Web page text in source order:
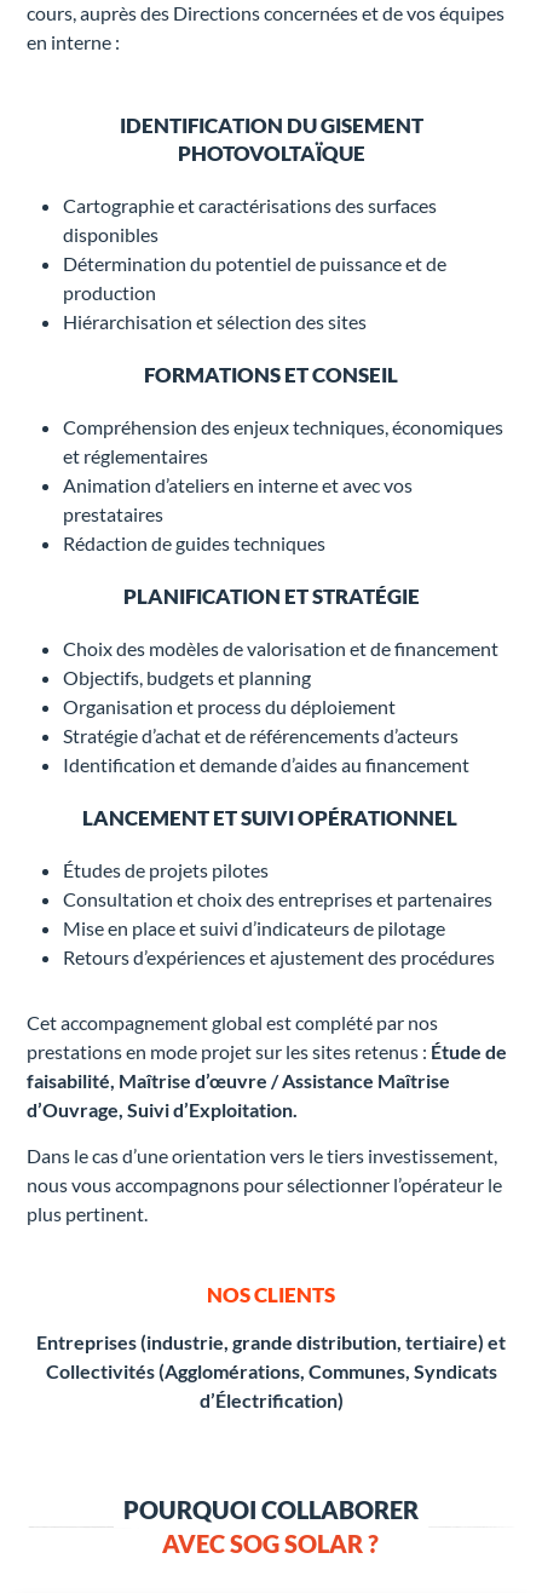
cours, auprès des Directions concernées et de vos équipes
en interne :
IDENTIFICATION DU GISEMENT
PHOTOVOLTAÏQUE
Cartographie et caractérisations des surfaces
disponibles
Détermination du potentiel de puissance et de
production
Hiérarchisation et sélection des sites
FORMATIONS ET CONSEIL
Compréhension des enjeux techniques, économiques
et réglementaires
Animation d’ateliers en interne et avec vos
prestataires
Rédaction de guides techniques
PLANIFICATION ET STRATÉGIE
Choix des modèles de valorisation et de financement
Objectifs, budgets et planning
Organisation et process du déploiement
Stratégie d’achat et de référencements d’acteurs
Identification et demande d’aides au financement
LANCEMENT ET SUIVI OPÉRATIONNEL ​
Études de projets pilotes
Consultation et choix des entreprises et partenaires
Mise en place et suivi d’indicateurs de pilotage
Retours d’expériences et ajustement des procédures
Cet accompagnement global est complété par nos
prestations en mode projet sur les sites retenus : Étude de
faisabilité, Maîtrise d’œuvre / Assistance Maîtrise
d’Ouvrage, Suivi d’Exploitation.
Dans le cas d’une orientation vers le tiers investissement,
nous vous accompagnons pour sélectionner l’opérateur le
plus pertinent.
NOS CLIENTS
Entreprises (industrie, grande distribution, tertiaire) et
Collectivités (Agglomérations, Communes, Syndicats
d’Électrification)
POURQUOI COLLABORER
AVEC SOG SOLAR ?